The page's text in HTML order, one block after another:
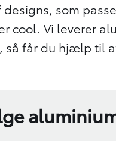
som
cool. Vi leverer
så får du hjælp